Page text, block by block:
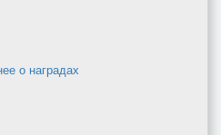
о наградах